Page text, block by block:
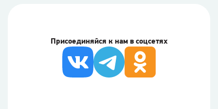
Присоединяйся к нам в соцсетях